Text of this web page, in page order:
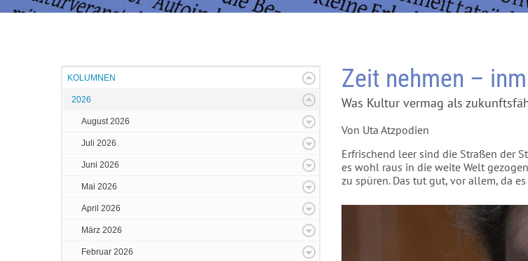
KOLUMNEN
2026
August 2026
Juli 2026
Juni 2026
Mai 2026
April 2026
März 2026
Februar 2026
Zeit nehmen –
Was Kultur vermag als
Von Uta Atzpodien
Erfrischend leer sind die Straßen der
es wohl raus in die weite Welt
zu spüren. Das tut gut, vor allem, da